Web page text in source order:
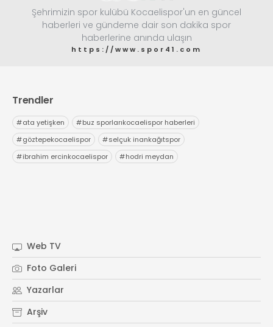
Şehrimizin spor kulübü Kocaelispor'un en güncel
haberleri ve gündeme dair son dakika spor
haberlerine anında ulaşın
https://www.spor41.com
Trendler
#ata yetişken #buz sporlarıkocaelispor haberleri
#göztepekocaelispor #selçuk inankağıtspor
#ibrahim ercinkocaelispor #hodri meydan
Web TV
Foto Galeri
Yazarlar
Arşiv